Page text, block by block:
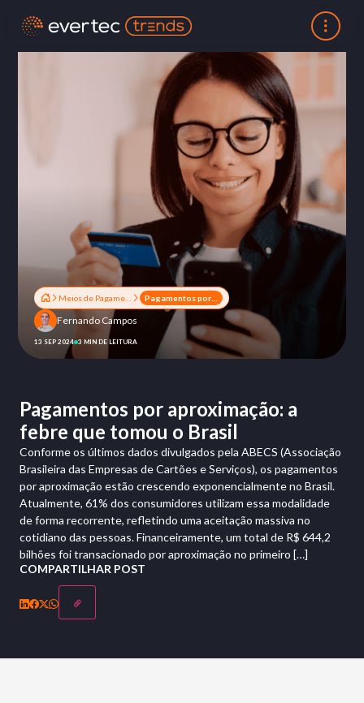
Fernando Campos
13 SEP 2024 3 MIN DE LEITURA
Pagamentos por aproximação: a
febre que tomou o Brasil
Conforme os últimos dados divulgados pela ABECS (Associação
Brasileira das Empresas de Cartões e Serviços), os pagamentos
por aproximação estão crescendo exponencialmente no Brasil.
Atualmente, 61% dos consumidores utilizam essa modalidade
de forma recorrente, refletindo uma aceitação massiva no
cotidiano das pessoas. Financeiramente, um total de R$ 644,2
bilhões foi transacionado por aproximação no primeiro […]
COMPARTILHAR POST